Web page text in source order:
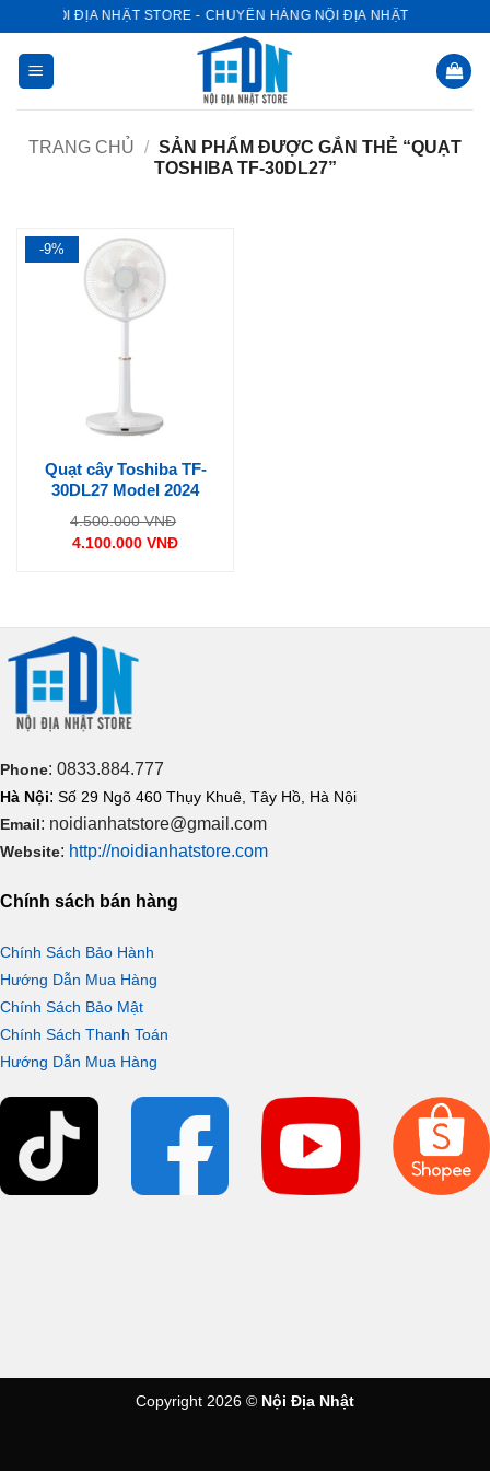
dung
NỘI ĐỊA NHẬT STORE - CHUYÊN HÀNG NỘI ĐỊA NHẬT
TRANG CHỦ / SẢN PHẨM ĐƯỢC GẮN THẺ “QUẠT
TOSHIBA TF-30DL27”
-9%
Quạt cây Toshiba TF-
30DL27 Model 2024
4.500.000VNĐ
4.100.000 VNĐ
Phone: 0833.884.777
Hà Nội: Số 29 Ngõ 460 Thụy Khuê, Tây Hồ, Hà Nội
Email: noidianhatstore@gmail.com
Website: http://noidianhatstore.com
Chính sách bán hàng
Chính Sách Bảo Hành
Hướng Dẫn Mua Hàng
Chính Sách Bảo Mật
Chính Sách Thanh Toán
Hướng Dẫn Mua Hàng
Copyright 2026 © Nội Địa Nhật